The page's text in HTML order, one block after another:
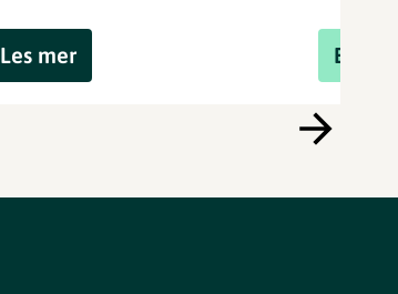
Les mer Book